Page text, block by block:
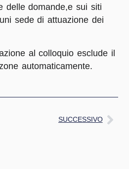
delle domande,e sui siti
sede di attuazione dei
al colloquio esclude il
automaticamente.
SUCCESSIVO